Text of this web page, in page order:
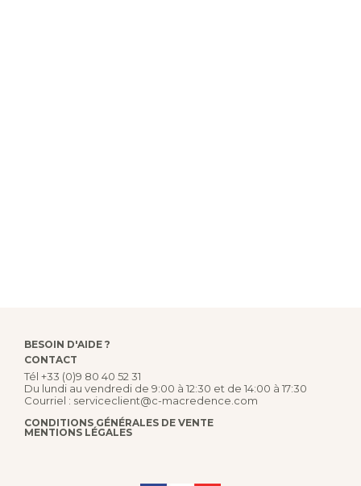
BESOIN D'AIDE ?
CONTACT
Tél +33 (0)9 80 40 52 31
Du lundi au vendredi de 9:00 à 12:30 et de 14:00 à 17:30
Courriel : serviceclient@c-macredence.com
CONDITIONS GÉNÉRALES DE VENTE
MENTIONS LÉGALES